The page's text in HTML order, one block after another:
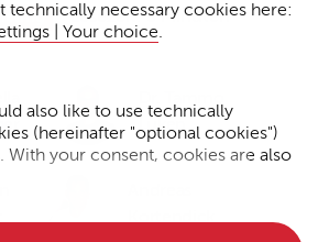
technically necessary cookies here:
| Your choice.
also like to use technically
(hereinafter "optional cookies")
With your consent, cookies are also
Lesezeit: 3 Minuten
Lüken